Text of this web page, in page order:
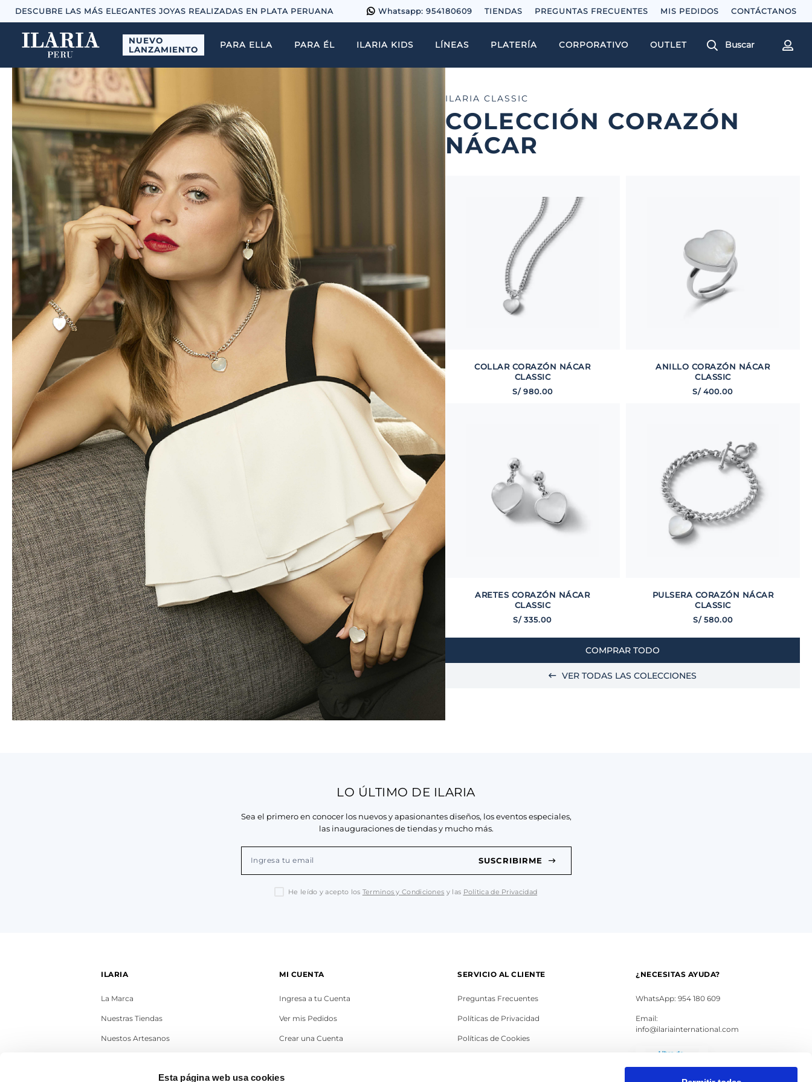
Esta página web usa cookies
DESCUBRE LAS MÁS ELEGANTES JOYAS REALIZADAS EN PLATA PERUANA Whatsapp: 954180609 TIENDAS PREGUNTAS FRECUENTES MIS PEDIDOS
NUEVO
LANZAMIENTO
PARA ELLA PARA ÉL ILARIA KIDS LÍNEAS PLATERÍA CORPORATIVO OUTLET Buscar
ILARIA CLASSIC
COLECCIÓN CORAZÓN
NÁCAR
COLLAR CORAZÓN NÁCAR
CLASSIC
S/ 980.00
ANILLO CORAZÓN NÁCAR
CLASSIC
S/ 400.00
ARETES CORAZÓN NÁCAR
CLASSIC
S/ 335.00
PULSERA CORAZÓN NÁCAR
CLASSIC
S/ 580.00
COMPRAR TODO
VER TODAS LAS COLECCIONES
LO ÚLTIMO DE ILARIA
Sea el primero en conocer los nuevos y apasionantes diseños, los eventos especiales,
las inauguraciones de tiendas y mucho más.
SUSCRIBIRME
He leído y acepto los Terminos y Condiciones y las Política de Privacidad
ILARIA
La Marca
Nuestras Tiendas
Nuestos Artesanos
Trabaja con nosotros
MI CUENTA
Ingresa a tu Cuenta
Ver mis Pedidos
Crear una Cuenta
SERVICIO AL CLIENTE
Preguntas Frecuentes
Políticas de Privacidad
Políticas de Cookies
¿NECESITAS AYUDA?
WhatsApp: 954 180 609
Email:
info@ilariainternational.com